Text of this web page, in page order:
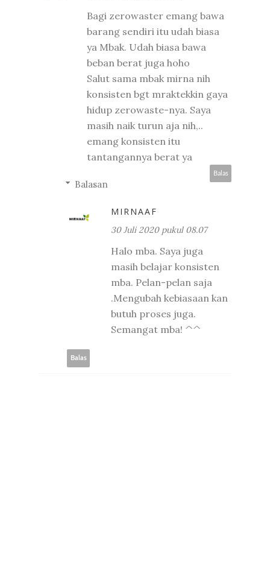
Bagi zerowaster emang bawa
barang sendiri itu udah biasa
ya Mbak. Udah biasa bawa
beban berat juga hoho
Salut sama mbak mirna nih
konsisten bgt mraktekkin gaya
hidup zerowaste-nya. Saya
masih naik turun aja nih,..
emang konsisten itu
tantangannya berat ya
Balas
Balasan
MIRNAAF
30 Juli 2020 pukul 08.07
Halo mba. Saya juga
masih belajar konsisten
mba. Pelan-pelan saja
.Mengubah kebiasaan kan
butuh proses juga.
Semangat mba! ^^
Balas